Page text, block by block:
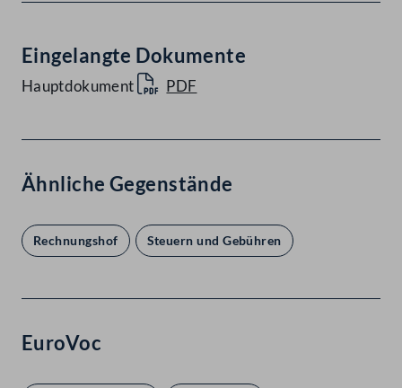
Eingelangte Dokumente
Hauptdokument PDF
Ähnliche Gegenstände
Rechnungshof Steuern und Gebühren
EuroVoc